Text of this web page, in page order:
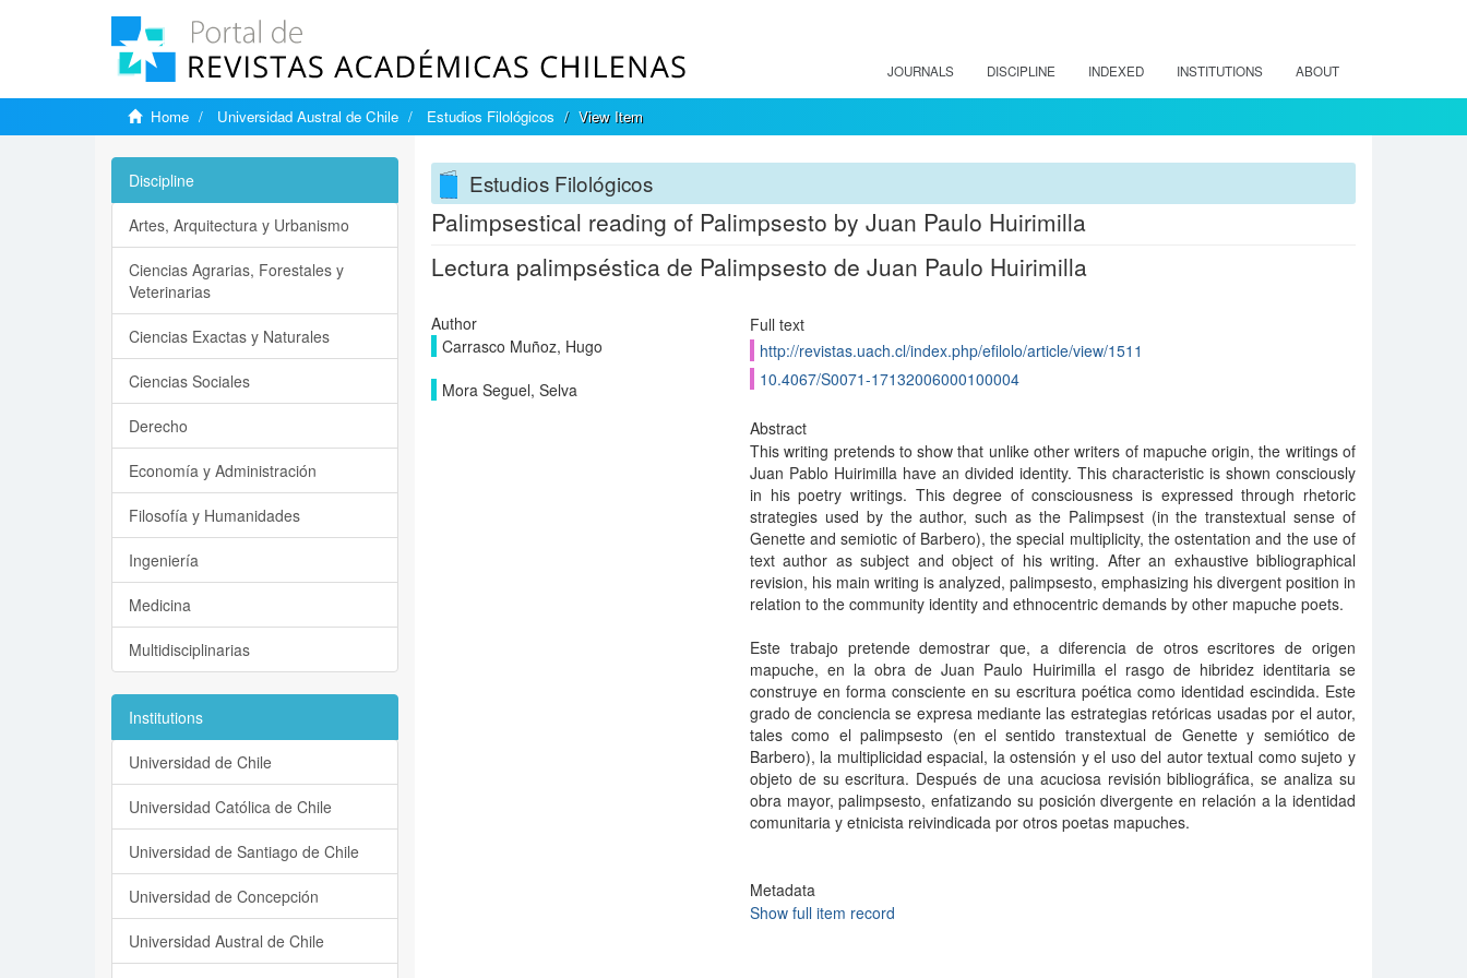
JOURNALS DISCIPLINE INDEXED INSTITUTIONS ABOUT
Home Universidad Austral de Chile Estudios Filológicos View Item
Estudios Filológicos
Palimpsestical reading of Palimpsesto by Juan Paulo Huirimilla
Lectura palimpséstica de Palimpsesto de Juan Paulo Huirimilla
Author
Carrasco Muñoz, Hugo
Mora Seguel, Selva
Full text
http://revistas.uach.cl/index.php/efilolo/article/view/1511
10.4067/S0071-17132006000100004
Abstract
This writing pretends to show that unlike other writers of mapuche origin, the writings of
Juan Pablo Huirimilla have an divided identity. This characteristic is shown consciously
in his poetry writings. This degree of consciousness is expressed through rhetoric
strategies used by the author, such as the Palimpsest (in the transtextual sense of
Genette and semiotic of Barbero), the special multiplicity, the ostentation and the use of
text author as subject and object of his writing. After an exhaustive bibliographical
revision, his main writing is analyzed, palimpsesto, emphasizing his divergent position in
relation to the community identity and ethnocentric demands by other mapuche poets.
Este trabajo pretende demostrar que, a diferencia de otros escritores de origen
mapuche, en la obra de Juan Paulo Huirimilla el rasgo de hibridez identitaria se
construye en forma consciente en su escritura poética como identidad escindida. Este
grado de conciencia se expresa mediante las estrategias retóricas usadas por el autor,
tales como el palimpsesto (en el sentido transtextual de Genette y semiótico de
Barbero), la multiplicidad espacial, la ostensión y el uso del autor textual como sujeto y
objeto de su escritura. Después de una acuciosa revisión bibliográfica, se analiza su
obra mayor, palimpsesto, enfatizando su posición divergente en relación a la identidad
comunitaria y etnicista reivindicada por otros poetas mapuches.
Metadata
Show full item record
Discipline
Artes, Arquitectura y Urbanismo
Ciencias Agrarias, Forestales y
Veterinarias
Ciencias Exactas y Naturales
Ciencias Sociales
Derecho
Economía y Administración
Filosofía y Humanidades
Ingeniería
Medicina
Multidisciplinarias
Institutions
Universidad de Chile
Universidad Católica de Chile
Universidad de Santiago de Chile
Universidad de Concepción
Universidad Austral de Chile